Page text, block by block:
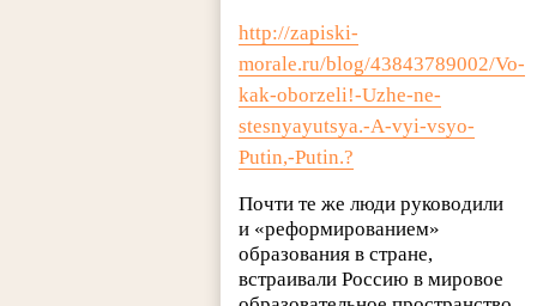
http://zapiski-
morale.ru/blog/43843789002/Vo-
kak-oborzeli!-Uzhe-ne-
stesnyayutsya.-A-vyi-vsyo-
Putin,-Putin.?
Почти те же люди руководили
и «реформированием»
образования в стране,
встраивали Россию в мировое